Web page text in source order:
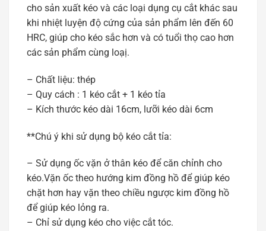
cho sản xuất kéo và các loại dụng cụ cắt khác sau
khi nhiệt luyện độ cứng của sản phẩm lên đến 60
HRC, giúp cho kéo sắc hơn và có tuổi thọ cao hơn
các sản phẩm cùng loạị.
– Chất liệu: thép
– Quy cách : 1 kéo cắt + 1 kéo tỉa
– Kích thước kéo dài 16cm, lưỡi kéo dài 6cm
**Chú ý khi sử dụng bộ kéo cắt tỉa:
– Sử dụng ốc vặn ở thân kéo để căn chỉnh cho
kéo.Vặn ốc theo hướng kim đồng hồ để giúp kéo
chặt hơn hay vặn theo chiều ngược kim đồng hồ
để giúp kéo lỏng ra.
– Chỉ sử dụng kéo cho việc cắt tóc.